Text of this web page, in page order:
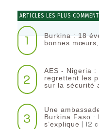
ARTICLES LES PLUS
1
Burkina : 18
bonnes
2
AES - Nigeria
regrettent les
sur la sécurité
3
Une
Burkina Faso :
s’explique | 12